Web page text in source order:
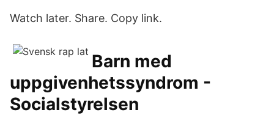
Watch later. Share. Copy link.
Barn med
uppgivenhetssyndrom -
Socialstyrelsen